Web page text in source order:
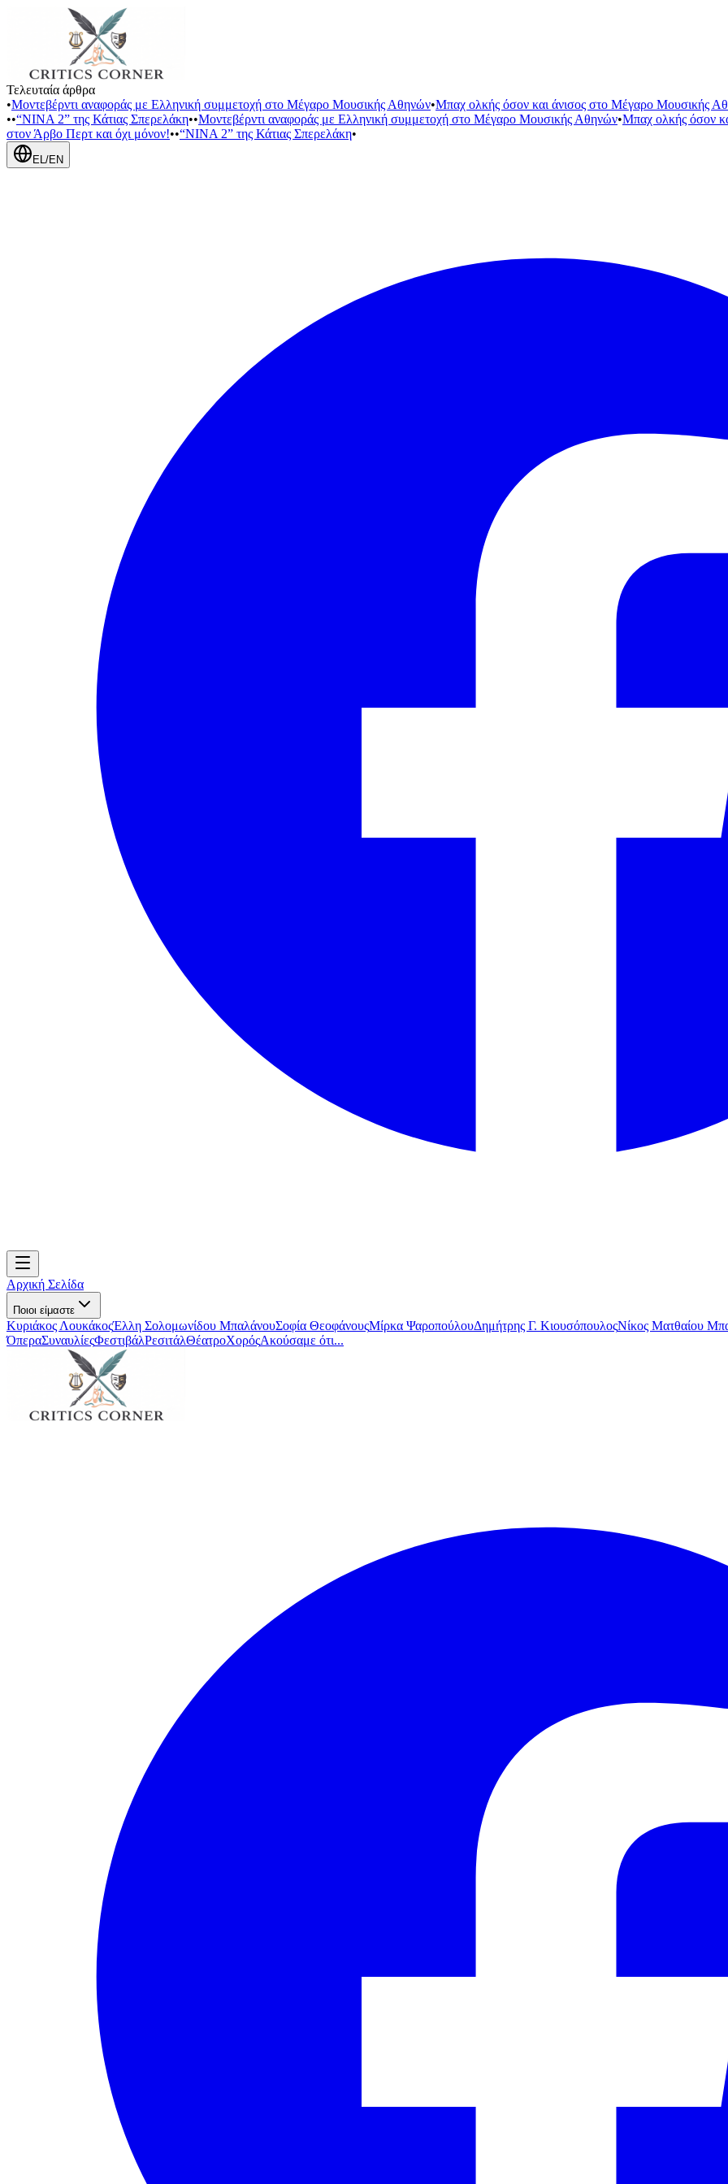
Τελευταία άρθρα
•Μοντεβέρντι αναφοράς με Ελληνική συμμετοχή στο Μέγαρο Μουσικής Αθηνών•Μπαχ ολκής όσον και άνισος στο Μέγαρο Μουσικής
••“NINA 2” της Κάτιας Σπερελάκη••Μοντεβέρντι αναφοράς με Ελληνική συμμετοχή στο Μέγαρο Μουσικής Αθηνών•Μπαχ ολκής όσον
στον Άρβο Περτ και όχι μόνον!••“NINA 2” της Κάτιας Σπερελάκη•
EL/EN
Αρχική Σελίδα
Ποιοι είμαστε
Κυριάκος ΛουκάκοςΈλλη Σολομωνίδου ΜπαλάνουΣοφία ΘεοφάνουςΜίρκα ΨαροπούλουΔημήτρης Γ. ΚιουσόπουλοςΝίκος Ματθαίου
ΌπεραΣυναυλίεςΦεστιβάλΡεσιτάλΘέατροΧορόςΑκούσαμε ότι...